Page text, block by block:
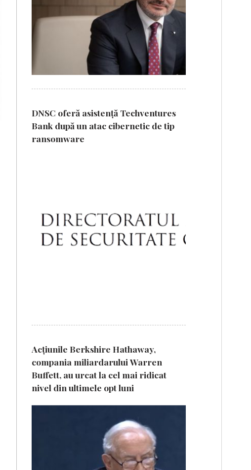
DNSC oferă asistență Techventures
Bank după un atac cibernetic de tip
ransomware
Acțiunile Berkshire Hathaway,
compania miliardarului Warren
Buffett, au urcat la cel mai ridicat
nivel din ultimele opt luni